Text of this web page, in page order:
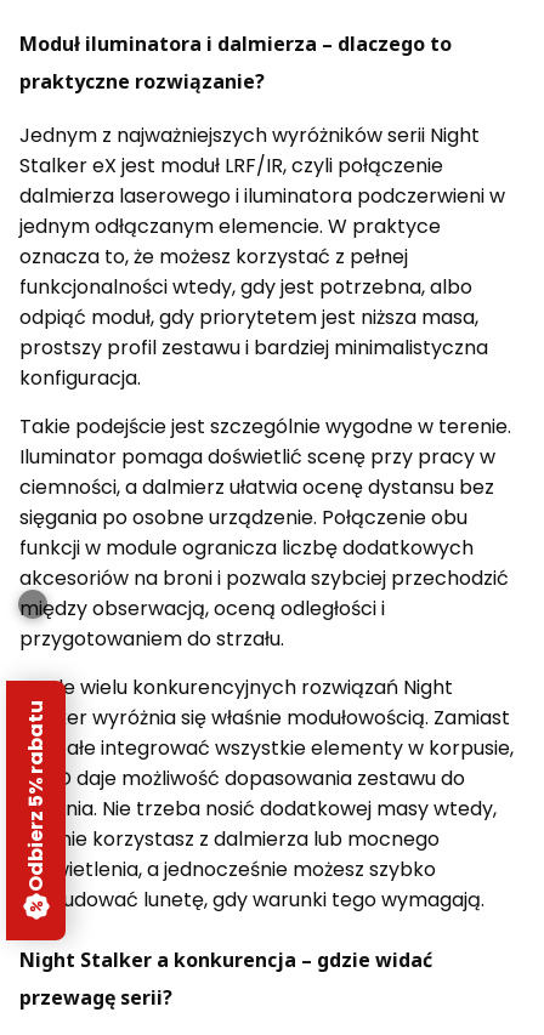
Moduł iluminatora i dalmierza – dlaczego to
praktyczne rozwiązanie?
Jednym z najważniejszych wyróżników serii Night
Stalker eX jest moduł LRF/IR, czyli połączenie
dalmierza laserowego i iluminatora podczerwieni w
jednym odłączanym elemencie. W praktyce
oznacza to, że możesz korzystać z pełnej
funkcjonalności wtedy, gdy jest potrzebna, albo
odpiąć moduł, gdy priorytetem jest niższa masa,
prostszy profil zestawu i bardziej minimalistyczna
konfiguracja.
Takie podejście jest szczególnie wygodne w terenie.
Iluminator pomaga doświetlić scenę przy pracy w
ciemności, a dalmierz ułatwia ocenę dystansu bez
sięgania po osobne urządzenie. Połączenie obu
funkcji w module ogranicza liczbę dodatkowych
akcesoriów na broni i pozwala szybciej przechodzić
między obserwacją, oceną odległości i
przygotowaniem do strzału.
Na tle wielu konkurencyjnych rozwiązań Night
Stalker wyróżnia się właśnie modułowością. Zamiast
na stałe integrować wszystkie elementy w korpusie,
PARD daje możliwość dopasowania zestawu do
zadania. Nie trzeba nosić dodatkowej masy wtedy,
gdy nie korzystasz z dalmierza lub mocnego
doświetlenia, a jednocześnie możesz szybko
rozbudować lunetę, gdy warunki tego wymagają.
Night Stalker a konkurencja – gdzie widać
przewagę serii?
Odbierz 5% rabatu